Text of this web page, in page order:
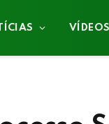
VÍDEOS